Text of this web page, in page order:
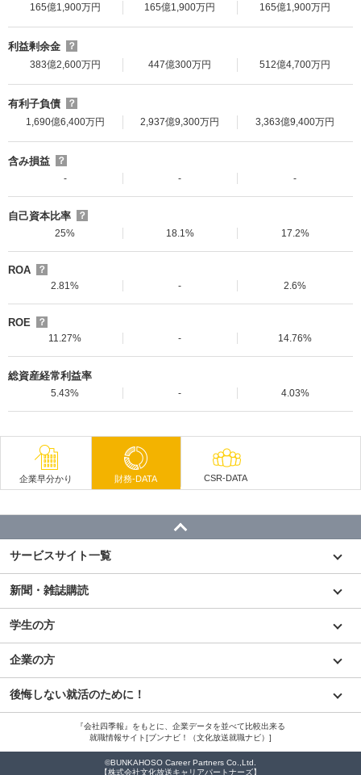
165億1,900万円
165億1,900万円 165億1,900万円
利益剰余金
？
383億2,600万円
447億300万円 512億4,700万円
有利子負債
？
1,690億6,400万円
2,937億9,300万円 3,363億9,400万円
含み損益
？
-
- -
自己資本比率
？
25%
18.1% 17.2%
ROA
？
2.81%
- 2.6%
ROE
？
11.27%
- 14.76%
総資産経常利益率
5.43% - 4.03%
企業早分かり 財務-DATA CSR-DATA
サービスサイト一覧
新聞・雑誌購読
学生の方
企業の方
後悔しない就活のために！
『会社四季報』をもとに、企業データを並べて比較出来る
就職情報サイト[ブンナビ！（文化放送就職ナビ）]
©BUNKAHOSO Career Partners Co.,Ltd.
【株式会社文化放送キャリアパートナーズ】